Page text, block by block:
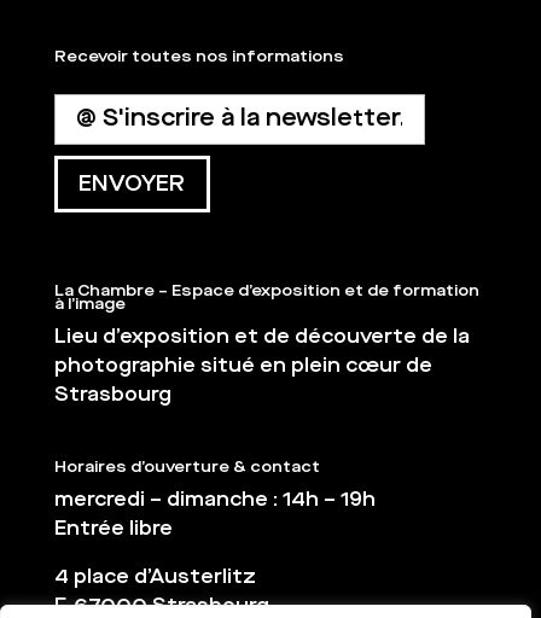
Recevoir toutes nos informations
La Chambre – Espace d’exposition et de formation
à l’image
Lieu d’exposition et de découverte de la
photographie situé en plein cœur de
Strasbourg
Horaires d’ouverture & contact
mercredi – dimanche : 14h – 19h
Entrée libre
4 place d’Austerlitz
F-67000 Strasbourg